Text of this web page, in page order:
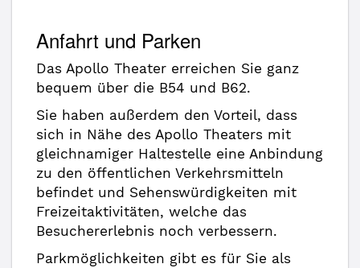
Anfahrt und Parken
Das Apollo Theater erreichen Sie ganz
bequem über die B54 und B62.
Sie haben außerdem den Vorteil, dass
sich in Nähe des Apollo Theaters mit
gleichnamiger Haltestelle eine Anbindung
zu den öffentlichen Verkehrsmitteln
befindet und Sehenswürdigkeiten mit
Freizeitaktivitäten, welche das
Besuchererlebnis noch verbessern.
Parkmöglichkeiten gibt es für Sie als